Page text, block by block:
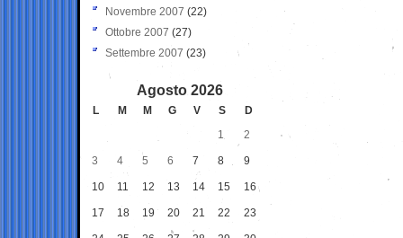
Novembre 2007 (22)
Ottobre 2007 (27)
Settembre 2007 (23)
Agosto 2026
L M M G V S
D
1
2
3 4 5 6 7 8 9
10 11 12 13 14 15 16
17 18 19 20 21 22 23